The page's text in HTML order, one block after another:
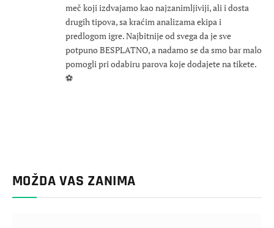
meč koji izdvajamo kao najzanimljiviji, ali i dosta
drugih tipova, sa kraćim analizama ekipa i
predlogom igre. Najbitnije od svega da je sve
potpuno BESPLATNO, a nadamo se da smo bar malo
pomogli pri odabiru parova koje dodajete na tikete.
⚽
MOŽDA VAS ZANIMA